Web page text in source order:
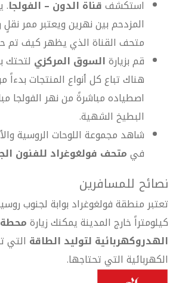
استكشفقناة الدون – الفولجا.
المزدحم بين نهرين ويعتبر ممر
متحف القناة الذي يظهر كيف تم
قم بزيارةالسوق المركزي لتحتك
هناك تباع كل أنواع المنتجات
اصطياده مباشرةً من نهر الفولجا
البطيخ الشهية.
شاهد مجموعة اللوحات الروسية
فيمتحف فولغوغراد للفنون
نصائح للمسافرين
كيلومتراً خارج المدينة يمكنك زيارة
الهدروكهربائية لتوليد الطاقة التي
الكهربائية التي تحتاجها.